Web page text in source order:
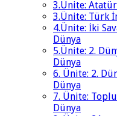
3.Ünite:
3.Ünite: Türk
4.Ünite: İki
Dünya
5.Ünite: 2.
Dünya
6. Ünite: 2.
Dünya
7. Ünite:
Dünya